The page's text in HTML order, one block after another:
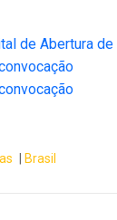
de Abertura
Brasil